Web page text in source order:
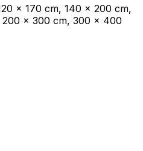
x 170 cm, 140 x 200 cm,
200 x 300 cm, 300 x 400